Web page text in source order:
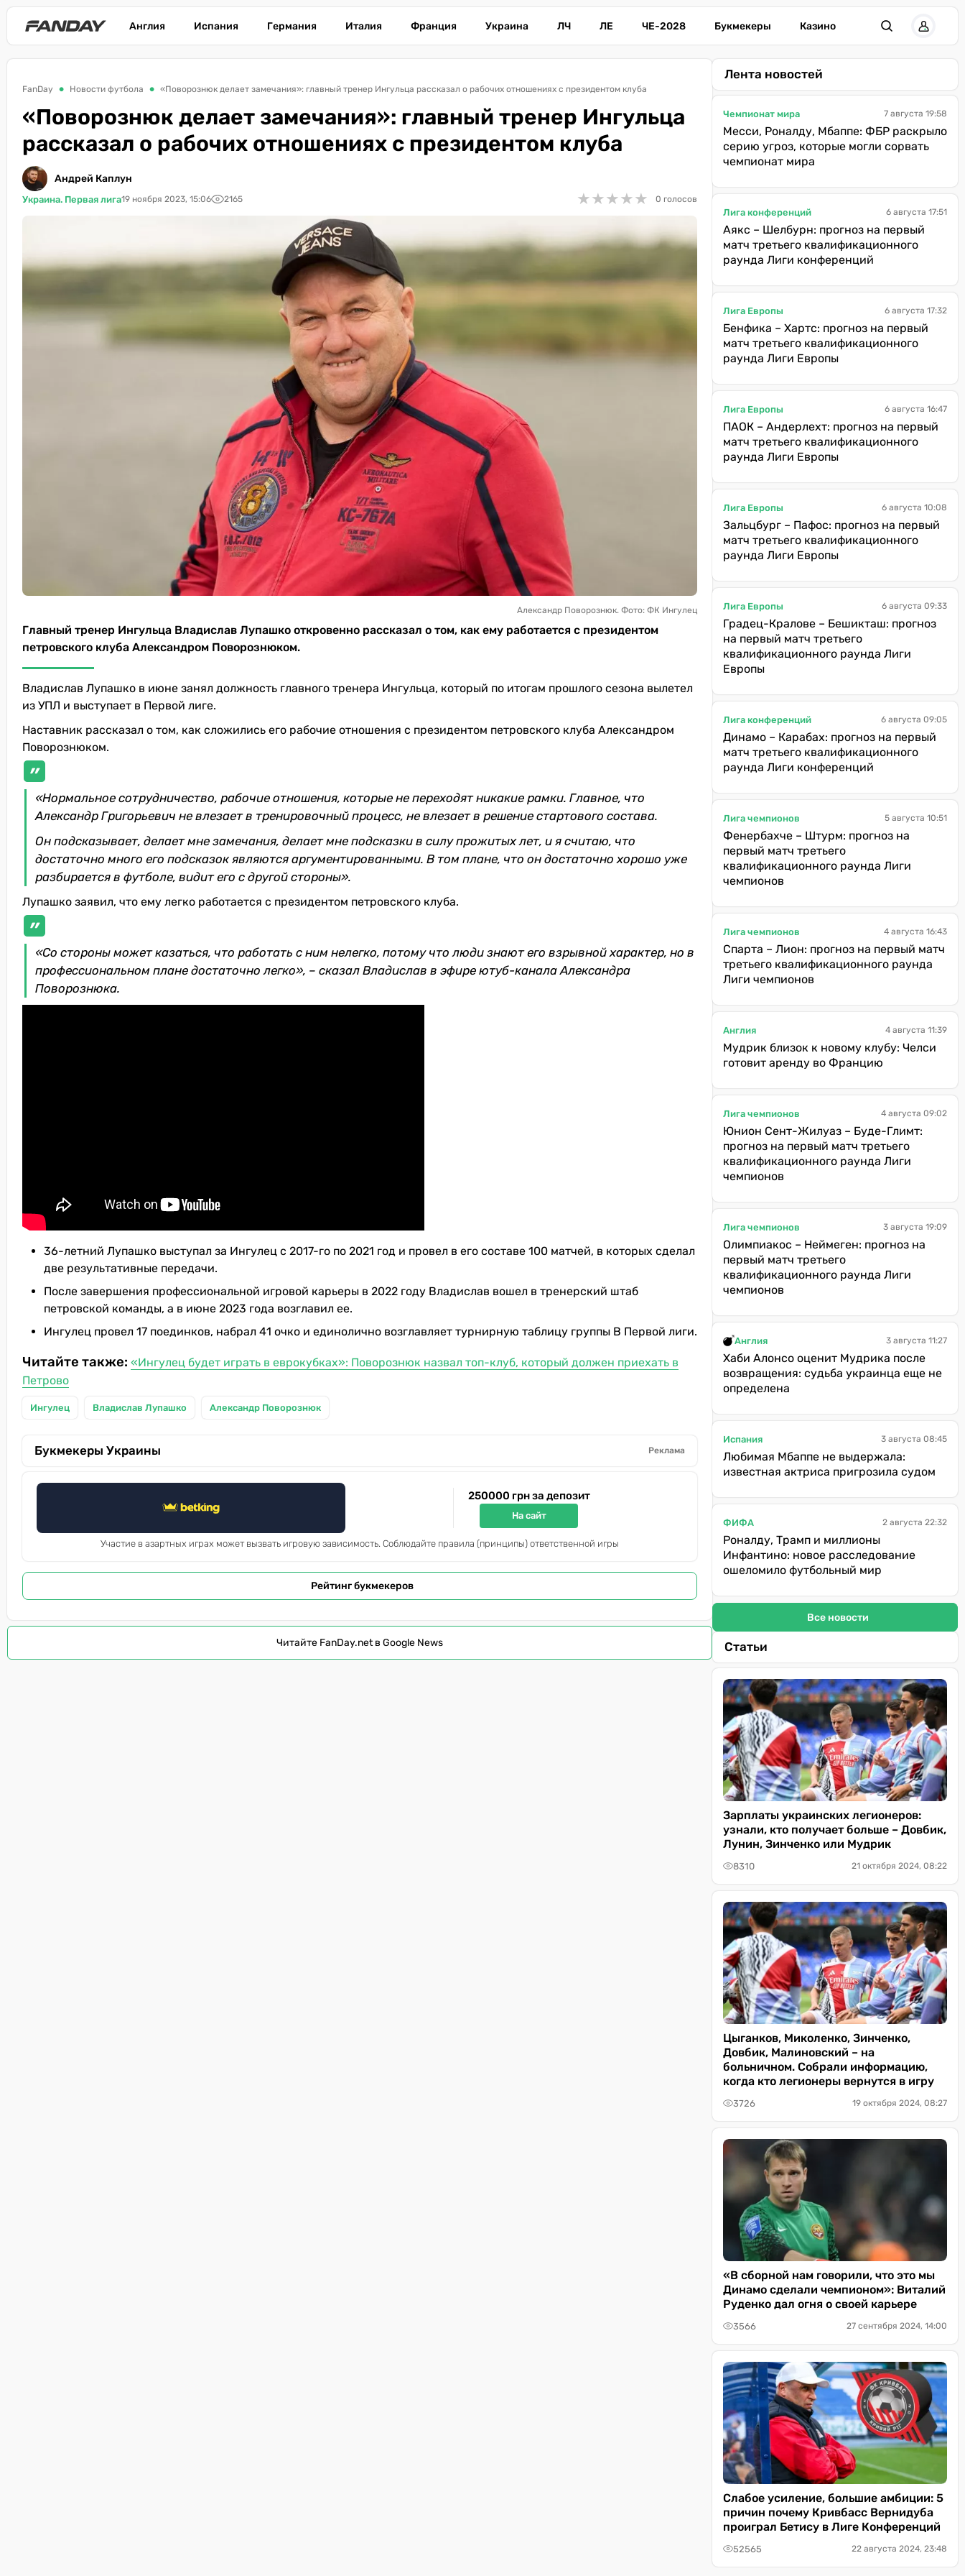
Англия Испания Германия Италия Франция Украина ЛЧ ЛЕ ЧЕ-2028 Букмекеры Казино
FanDay Новости футбола «Поворознюк делает замечания»: главный тренер Ингульца рассказал о рабочих отношениях с президентом клуба
«Поворознюк делает замечания»: главный тренер Ингульца
рассказал о рабочих отношениях с президентом клуба
Андрей Каплун
Украина. Первая лига19 ноября 2023, 15:06 2165 ★★★★★
★★★★★ 0 голосов
Александр Поворознюк. Фото: ФК Ингулец
Главный тренер Ингульца Владислав Лупашко откровенно рассказал о том, как ему работается с президентом
петровского клуба Александром Поворознюком.
Владислав Лупашко в июне занял должность главного тренера Ингульца, который по итогам прошлого сезона вылетел
из УПЛ и выступает в Первой лиге.
Наставник рассказал о том, как сложились его рабочие отношения с президентом петровского клуба Александром
Поворознюком.
«Нормальное сотрудничество, рабочие отношения, которые не переходят никакие рамки. Главное, что
Александр Григорьевич не влезает в тренировочный процесс, не влезает в решение стартового состава.
Он подсказывает, делает мне замечания, делает мне подсказки в силу прожитых лет, и я считаю, что
достаточно много его подсказок являются аргументированными. В том плане, что он достаточно хорошо уже
разбирается в футболе, видит его с другой стороны».
Лупашко заявил, что ему легко работается с президентом петровского клуба.
«Со стороны может казаться, что работать с ним нелегко, потому что люди знают его взрывной характер, но в
профессиональном плане достаточно легко», – сказал Владислав в эфире ютуб-канала Александра
Поворознюка.
36-летний Лупашко выступал за Ингулец с 2017-го по 2021 год и провел в его составе 100 матчей, в которых сделал
две результативные передачи.
После завершения профессиональной игровой карьеры в 2022 году Владислав вошел в тренерский штаб
петровской команды, а в июне 2023 года возглавил ее.
Ингулец провел 17 поединков, набрал 41 очко и единолично возглавляет турнирную таблицу группы B Первой лиги.
Читайте также: «Ингулец будет играть в еврокубках»: Поворознюк назвал топ-клуб, который должен приехать в
Петрово
Ингулец Владислав Лупашко Александр Поворознюк
Букмекеры Украины Реклама
250000 грн за депозит
На сайт
Участие в азартных играх может вызвать игровую зависимость. Соблюдайте правила (принципы) ответственной игры
Рейтинг букмекеров
Читайте FanDay.net в Google News
Лента новостей
Чемпионат мира 7 августа 19:58
Месси, Роналду, Мбаппе: ФБР раскрыло
серию угроз, которые могли сорвать
чемпионат мира
Лига конференций 6 августа 17:51
Аякс – Шелбурн: прогноз на первый
матч третьего квалификационного
раунда Лиги конференций
Лига Европы 6 августа 17:32
Бенфика – Хартс: прогноз на первый
матч третьего квалификационного
раунда Лиги Европы
Лига Европы 6 августа 16:47
ПАОК – Андерлехт: прогноз на первый
матч третьего квалификационного
раунда Лиги Европы
Лига Европы 6 августа 10:08
Зальцбург – Пафос: прогноз на первый
матч третьего квалификационного
раунда Лиги Европы
Лига Европы 6 августа 09:33
Градец-Кралове – Бешикташ: прогноз
на первый матч третьего
квалификационного раунда Лиги
Европы
Лига конференций 6 августа 09:05
Динамо – Карабах: прогноз на первый
матч третьего квалификационного
раунда Лиги конференций
Лига чемпионов 5 августа 10:51
Фенербахче – Штурм: прогноз на
первый матч третьего
квалификационного раунда Лиги
чемпионов
Лига чемпионов 4 августа 16:43
Спарта – Лион: прогноз на первый матч
третьего квалификационного раунда
Лиги чемпионов
Англия 4 августа 11:39
Мудрик близок к новому клубу: Челси
готовит аренду во Францию
Лига чемпионов 4 августа 09:02
Юнион Сент-Жилуаз – Буде-Глимт:
прогноз на первый матч третьего
квалификационного раунда Лиги
чемпионов
Лига чемпионов 3 августа 19:09
Олимпиакос – Неймеген: прогноз на
первый матч третьего
квалификационного раунда Лиги
чемпионов
Англия 3 августа 11:27
Хаби Алонсо оценит Мудрика после
возвращения: судьба украинца еще не
определена
Испания 3 августа 08:45
Любимая Мбаппе не выдержала:
известная актриса пригрозила судом
ФИФА 2 августа 22:32
Роналду, Трамп и миллионы
Инфантино: новое расследование
ошеломило футбольный мир
Все новости
Статьи
Зарплаты украинских легионеров:
узнали, кто получает больше – Довбик,
Лунин, Зинченко или Мудрик
8310 21 октября 2024, 08:22
Цыганков, Миколенко, Зинченко,
Довбик, Малиновский – на
больничном. Собрали информацию,
когда кто легионеры вернутся в игру
3726 19 октября 2024, 08:27
«В сборной нам говорили, что это мы
Динамо сделали чемпионом»: Виталий
Руденко дал огня о своей карьере
3566 27 сентября 2024, 14:00
Слабое усиление, большие амбиции: 5
причин почему Кривбасс Вернидуба
проиграл Бетису в Лиге Конференций
52565 22 августа 2024, 23:48